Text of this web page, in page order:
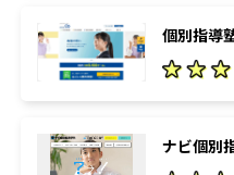
個別指導
ナビ個別